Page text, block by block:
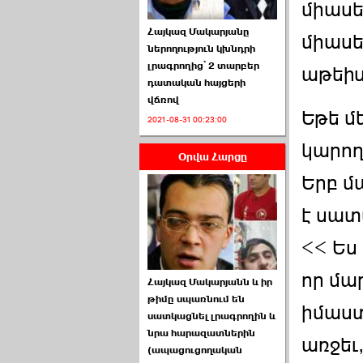
ՏԵՍԱՆՅՈՒԹ․ Ի՞նչ
իրավիճակ է այս ›››
2026-07-04 10:40:00
Սահմանադրական
դատարանը մերժեց ›››
2026-07-02 00:39:00
Հայկազ Մակարյանը
ներողություն կխնդրի
լրագրողից՝ 2 տարբեր
դատական հայցերի
վճռով
2021-08-31 00:23:00
Օրվա Հարցը
Հայկազ Մակարյանն և իր
թիմը սպառնում են
սատկացնել լրագրողին և
նրա հարազատներին
(ապացուցողական
Եթե
Երբ
է
<< Ես
որ